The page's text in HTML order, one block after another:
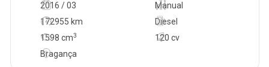
2016 / 03
Manual
172955 km
120 cv
Diesel
1598 cm3
Bragança